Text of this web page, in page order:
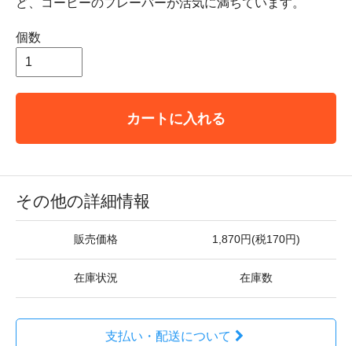
ど、コーヒーのフレーバーが活気に満ちています。
個数
カートに入れる
その他の詳細情報
販売価格 1,870円(税170円)
在庫状況 在庫数
支払い・配送について